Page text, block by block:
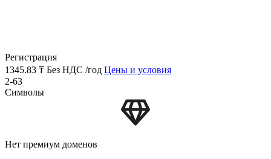
Регистрация
1345.83 ₸ Без НДС /год Цены и условия
2-63
Символы
Нет премиум доменов